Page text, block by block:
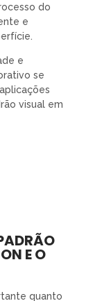
do
e
e
se
visual em
E O
quanto